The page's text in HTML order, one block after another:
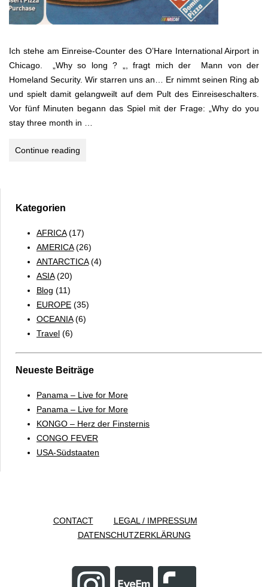
Ich stehe am Einreise-Counter des O’Hare International Airport in
Chicago. „Why so long ? „, fragt mich der Mann von der
Homeland Security. Wir starren uns an… Er nimmt seinen Ring ab
und spielt damit gelangweilt auf dem Pult des Einreiseschalters.
Vor fünf Minuten begann das Spiel mit der Frage: „Why do you
stay three month in …
Continue reading
Kategorien
AFRICA(17)
AMERICA(26)
ANTARCTICA(4)
ASIA(20)
Blog (11)
EUROPE (35)
OCEANIA(6)
Travel (6)
Neueste Beiträge
Panama – Live for More
Panama – Live for More
KONGO – Herz der Finsternis
CONGO FEVER
USA-Südstaaten
CONTACT
LEGAL / IMPRESSUM
DATENSCHUTZERKLÄRUNG